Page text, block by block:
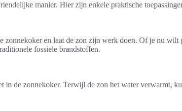
manier. Hier zijn enkele praktische
zonnekoker en laat de zon zijn werk doen. Of je nu
fossiele brandstoffen.
in de zonnekoker. Terwijl de zon het water verwarmt,